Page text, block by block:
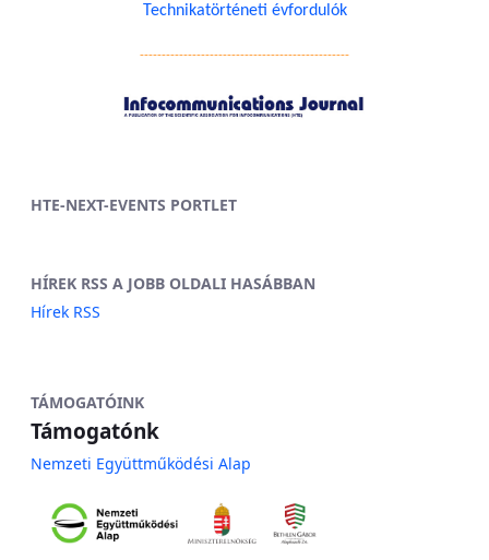
Technikatörténeti évfordulók
------------------------------------------------
HTE-NEXT-EVENTS PORTLET
HÍREK RSS A JOBB OLDALI HASÁBBAN
Hírek RSS
TÁMOGATÓINK
Támogatónk
Nemzeti Együttműködési Alap